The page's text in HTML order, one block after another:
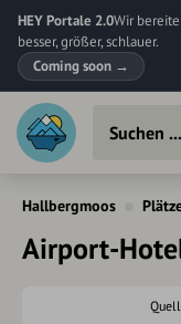
HEY Portale 2.0Wir
besser, größer, schlauer.
Coming soon →
Hallbergmoos
Airport-